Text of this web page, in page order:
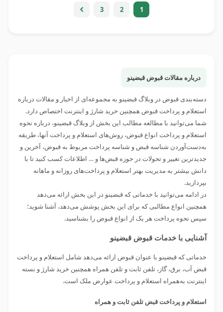
1
2
3
درباره مقالات قبوض قبضینو
دسته‌بندی قبوض در وبلاگ قبضینو به مجموعه‌ای از اخبار و مقالات درباره
استعلام و پرداخت قبوض همچنین خرید شارژ و اینترنت اختصاص دارد.
شما می‌توانید با مطالعه مطالب این بخش از وبلاگ قبضینو، درباره نحوه
استعلام و پرداخت انواع قبوض، روش‌های استعلام و پرداخت آنها، طریقه
به‌دست‌آوردن شناسه قبض و شناسه پرداخت مربوط به قبوض، آخرین و
جدیدترین تغییر و تحولات در حوزه قبض‌ها و … اطلاعات کسب کنید تا با
دانش بیشتر به مدیریت بهتر استعلام و پرداخت‌های روزانه و ماهانه
بپردازید.
در ادامه می‌توانید با خدماتی که قبضینو در این بخش ارائه می‌دهد
همچنین انواع مطالبی که برای این بخش پوشش می‌دهد، آشنا شوید؛
سپس نحوه پرداخت هر یک از انواع قبوض را بشناسید.
آشنایی با خدمات قبوض قبضینو
خدماتی که قبضینو با عنوان قبوض ارائه می‌دهد شامل استعلام و پرداخت
قبض آب، برق، گاز، تلفن ثابت و تلفن همراه همچنین خرید شارژ و بسته
اینترنت به‌همراه استعلام و پرداخت عوارض ملک است.
استعلام و پرداخت قبض تلفن ثابت و همراه